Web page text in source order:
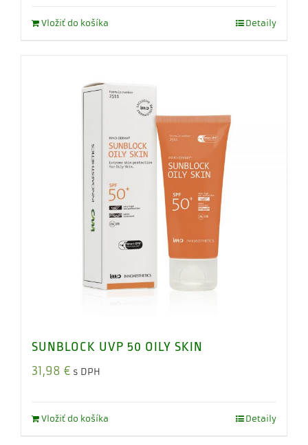
Vložiť do košíka Detaily
SUNBLOCK UVP 50 OILY SKIN
31,98 € s DPH
Vložiť do košíka Detaily